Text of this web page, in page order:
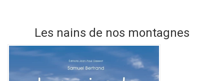
Les nains de nos montagnes